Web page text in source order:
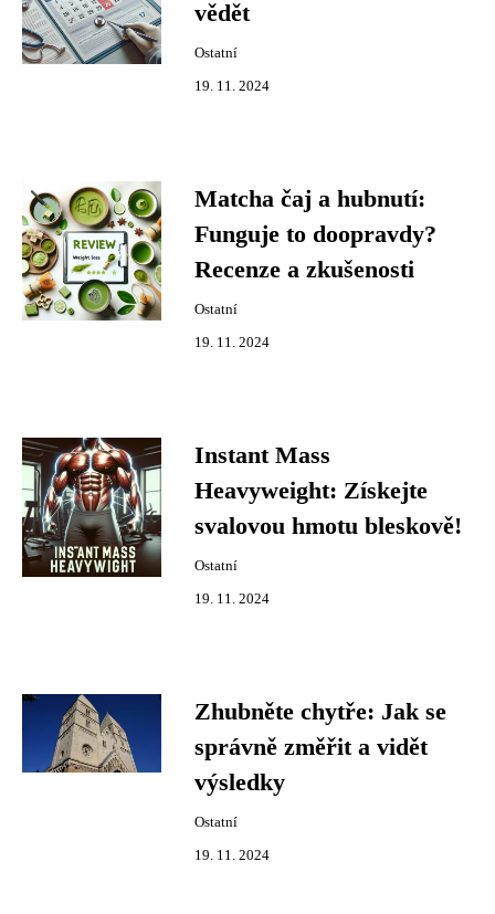
vědět
Ostatní
19. 11. 2024
Matcha čaj a hubnutí:
Funguje to doopravdy?
Recenze a zkušenosti
Ostatní
19. 11. 2024
Instant Mass
Heavyweight: Získejte
svalovou hmotu bleskově!
Ostatní
19. 11. 2024
Zhubněte chytře: Jak se
správně změřit a vidět
výsledky
Ostatní
19. 11. 2024